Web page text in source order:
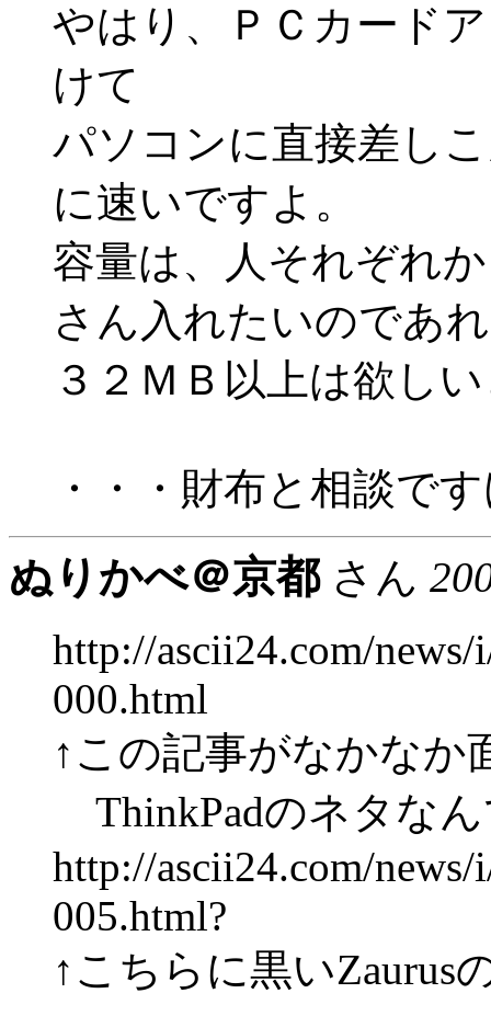
やはり、ＰＣカード
けて
パソコンに直接差し
に速いですよ。
容量は、人それぞれ
さん入れたいのであ
３２ＭＢ以上は欲し
・・・財布と相談で
ぬりかべ＠京都さん
http://ascii24.com/
000.html
↑この記事がなかなか
ThinkPadのネタな
http://ascii24.com/
005.html?
↑こちらに黒いZaurus